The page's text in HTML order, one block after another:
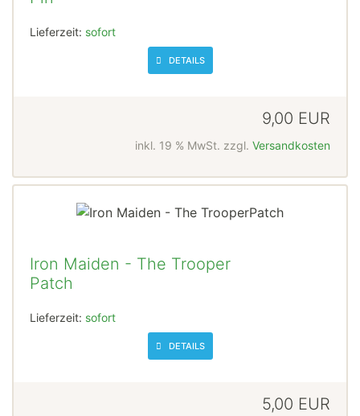
Lieferzeit: sofort
DETAILS
9,00 EUR
inkl. 19 % MwSt. zzgl. Versandkosten
Iron Maiden - The Trooper
Patch
Lieferzeit: sofort
DETAILS
5,00 EUR